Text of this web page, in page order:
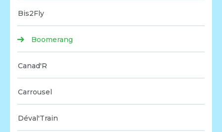
Bis2Fly
Boomerang
Canad'R
Carrousel
Déval'Train